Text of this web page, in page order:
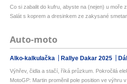
Co si zabalit do kufru, abyste na (nejen) u moře
Salát s koprem a dresinkem ze zakysané
Auto-moto
Alko-kalkulačka Rallye Dakar 2025
Výhřev, čidla a stačí, říká průzkum. Pokročilá
MotoGP: Martin proměnil pole position ve výhru